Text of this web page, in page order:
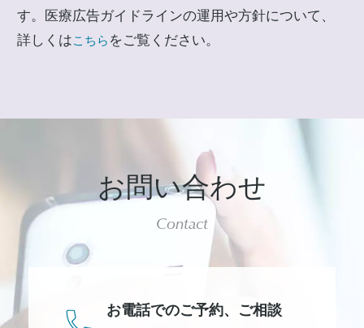
す。医療広告ガイドラインの運用や方針について、
詳しくはこちら をご覧ください。
お問い合わせ
Contact
お電話でのご予約、 ご相談